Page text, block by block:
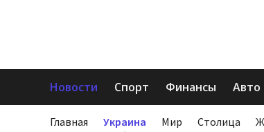
Новости Спорт Финансы Авто
Главная Украина Мир Столица